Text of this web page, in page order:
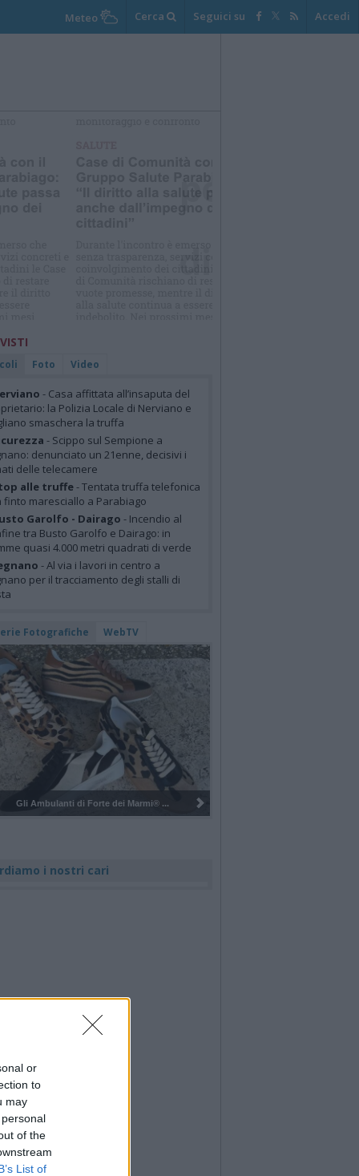
or
to
may
of the
List of
Meteo Cerca Seguici su Accedi
Foto Video
- Casa affittata all’insaputa del
la Polizia Locale di Nerviano e
smaschera la truffa
- Scippo sul Sempione a
denunciato un 21enne, decisivi i
delle telecamere
alle truffe- Tentata truffa telefonica
finto maresciallo a Parabiago
Garolfo - Dairago - Incendio al
tra Busto Garolfo e Dairago: in
quasi 4.000 metri quadrati di verde
- Al via i lavori in centro a
per il tracciamento degli stalli di
Fotografiche WebTV
Pulizia del bosco del Rugareto a ...
i nostri cari